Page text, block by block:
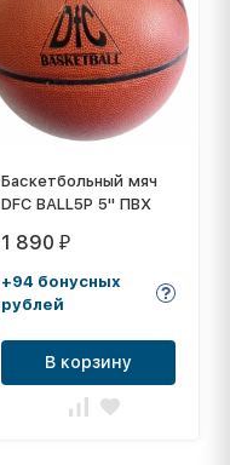
Баскетбольный мяч
DFC BALL5P 5" ПВХ
1 890 ₽
+94 бонусных
рублей
В корзину